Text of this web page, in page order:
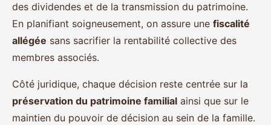
des dividendes et de la transmission du patrimoine.
En planifiant soigneusement, on assure une fiscalité
allégée sans sacrifier la rentabilité collective des
membres associés.
Côté juridique, chaque décision reste centrée sur la
préservation du patrimoine familial ainsi que sur le
maintien du pouvoir de décision au sein de la famille.